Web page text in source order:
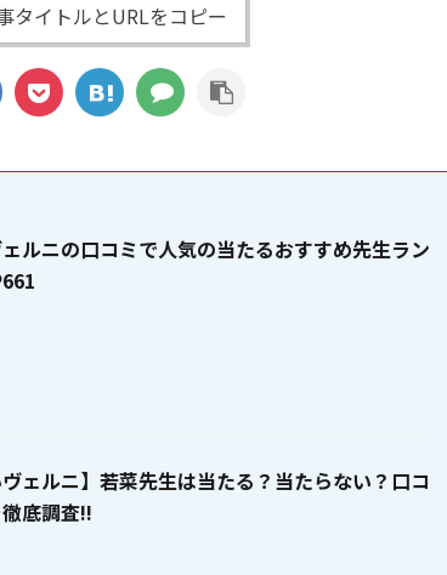
タイトルとURLをコピー
ルニの口コミで人気の当たるおすすめ先生ラン
ヴェルニ】若菜先生は当たる？当たらない？口コ
底調査!!